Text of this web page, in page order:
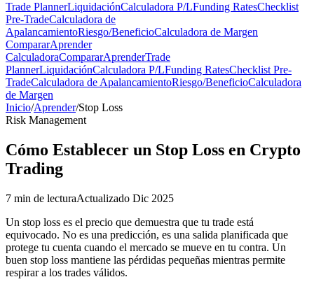
Trade PlannerLiquidaciónCalculadora P/LFunding RatesChecklist
Pre-TradeCalculadora de
ApalancamientoRiesgo/BeneficioCalculadora de Margen
CompararAprender
CalculadoraCompararAprenderTrade
PlannerLiquidaciónCalculadora P/LFunding RatesChecklist Pre-
TradeCalculadora de ApalancamientoRiesgo/BeneficioCalculadora
de Margen
Inicio/Aprender/Stop Loss
Risk Management
Cómo Establecer un Stop Loss en Crypto
Trading
7 min de lecturaActualizado Dic 2025
Un stop loss es el precio que demuestra que tu trade está
equivocado. No es una predicción, es una salida planificada que
protege tu cuenta cuando el mercado se mueve en tu contra. Un
buen stop loss mantiene las pérdidas pequeñas mientras permite
respirar a los trades válidos.